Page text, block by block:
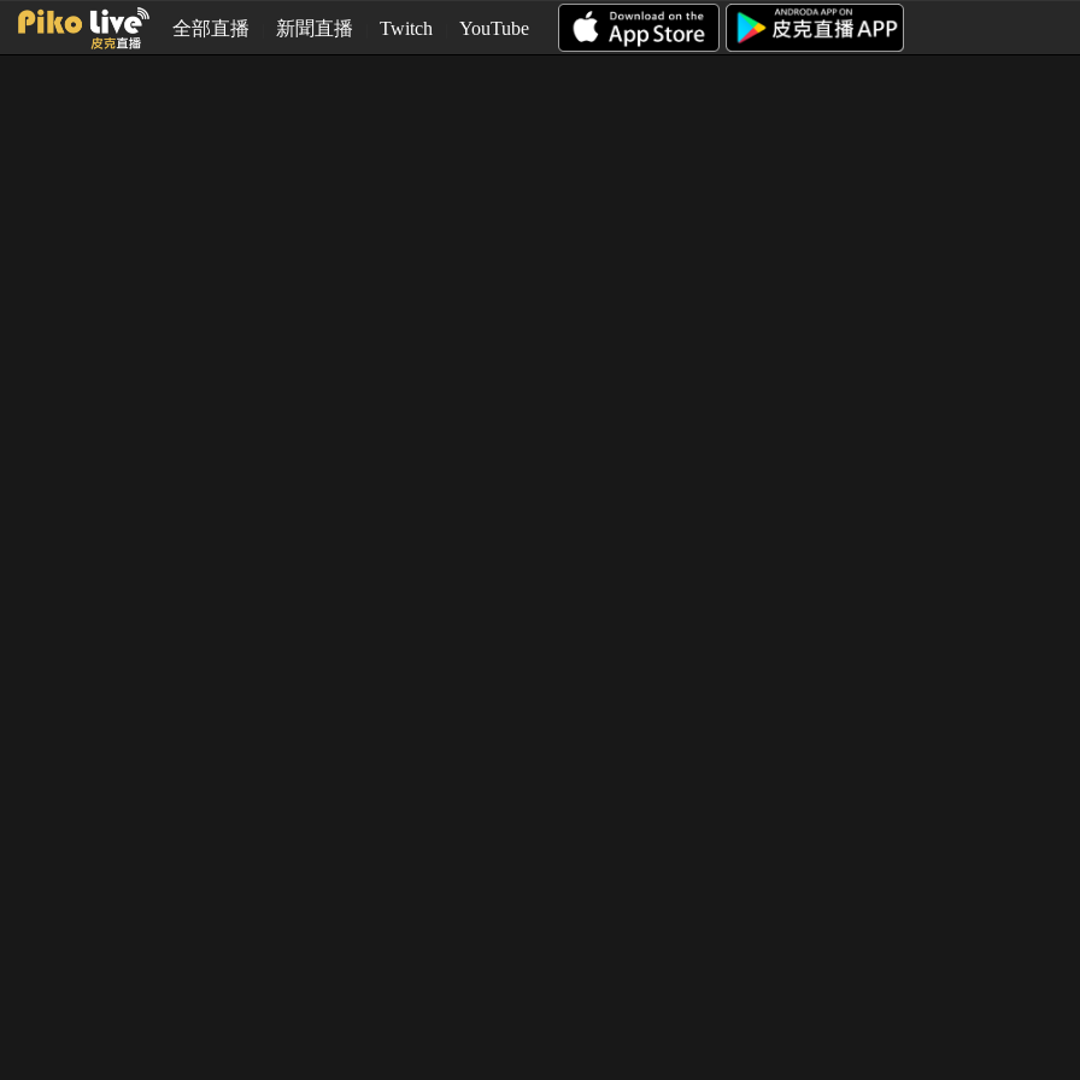
全部直播 新聞直播 Twitch YouTube